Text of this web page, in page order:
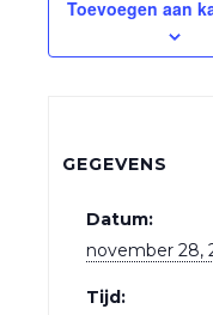
Toevoegen aan
GEGEVENS
Datum:
november 28,
Tijd: